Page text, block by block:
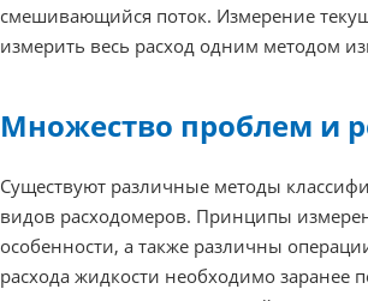
смешивающийся поток. Измерение
измерить весь расход одним методом
Множество проблем и
Существуют различные методы
видов расходомеров. Принципы
особенности, а также различны
расхода жидкости необходимо заранее